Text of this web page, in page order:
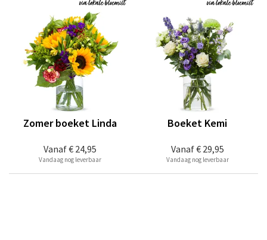
Vanaf€ 24,95
Zomer boeket Linda
Vandaag nog leverbaar
Vanaf€ 29,95
Boeket Kemi
Vandaag nog leverbaar